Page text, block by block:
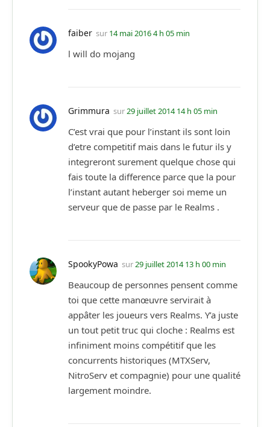
faiber sur 14 mai 2016 4 h 05 min
l will do mojang
Grimmura sur29 juillet 2014 14 h 05 min
C’est vrai que pour l’instant ils sont loin
d’etre competitif mais dans le futur ils y
integreront surement quelque chose qui
fais toute la difference parce que la pour
l’instant autant heberger soi meme un
serveur que de passe par le Realms .
SpookyPowa sur29 juillet 2014 13 h 00 min
Beaucoup de personnes pensent comme
toi que cette manœuvre servirait à
appâter les joueurs vers Realms. Y’a juste
un tout petit truc qui cloche : Realms est
infiniment moins compétitif que les
concurrents historiques (MTXServ,
NitroServ et compagnie) pour une qualité
largement moindre.